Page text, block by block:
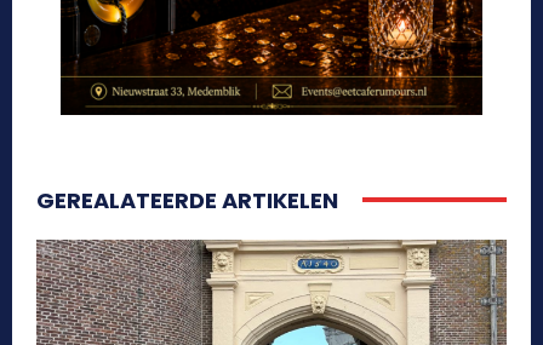
GEREALATEERDE ARTIKELEN